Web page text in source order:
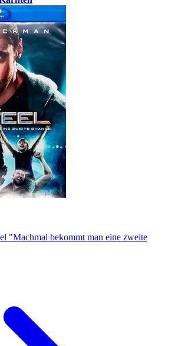
"Machmal bekommt man eine zweite